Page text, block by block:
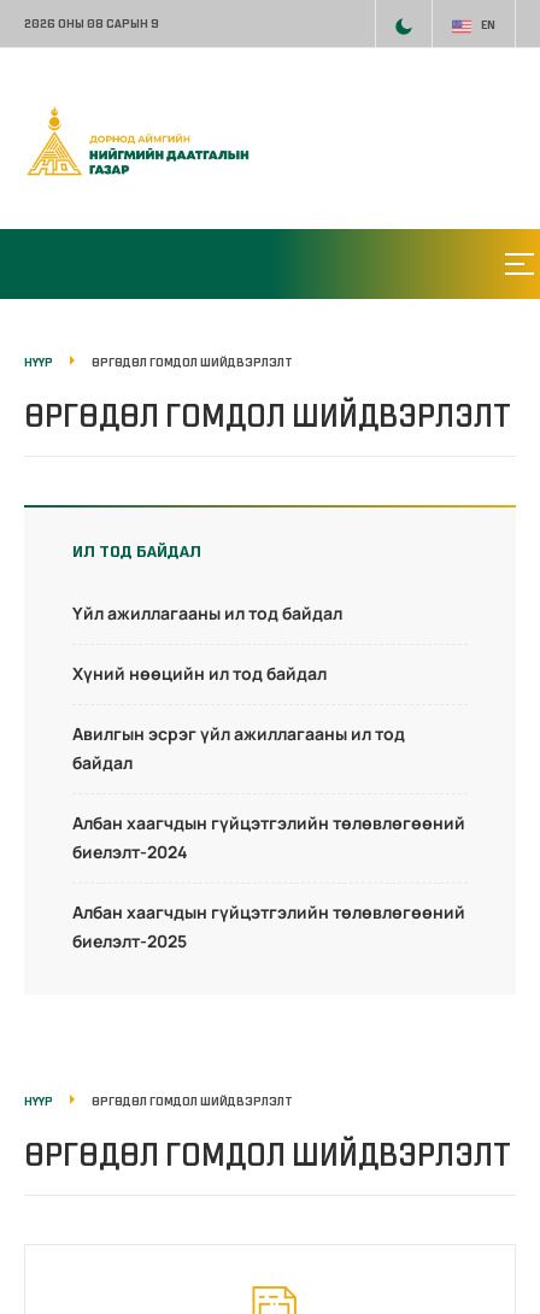
2026 ОНЫ 08 САРЫН 9 EN
НҮҮР ӨРГӨДӨЛ ГОМДОЛ ШИЙДВЭРЛЭЛТ
ӨРГӨДӨЛ ГОМДОЛ ШИЙДВЭРЛЭЛТ
ИЛ ТОД БАЙДАЛ
Үйл ажиллагааны ил тод байдал
Хүний нөөцийн ил тод байдал
Авилгын эсрэг үйл ажиллагааны ил тод
байдал
Албан хаагчдын гүйцэтгэлийн төлөвлөгөөний
биелэлт-2024
Албан хаагчдын гүйцэтгэлийн төлөвлөгөөний
биелэлт-2025
НҮҮР ӨРГӨДӨЛ ГОМДОЛ ШИЙДВЭРЛЭЛТ
ӨРГӨДӨЛ ГОМДОЛ ШИЙДВЭРЛЭЛТ